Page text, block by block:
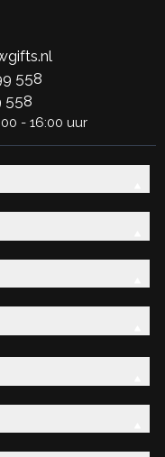
558
558
- 16:00 uur